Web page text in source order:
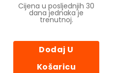
bila
je:
72.99€.
je:
58.39€.
Cijena u posljednjih 30
dana jednaka je
trenutnoj.
Dodaj U
Košaricu